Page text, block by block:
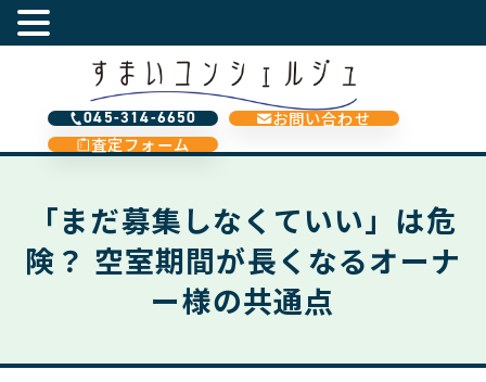
045-314-6650
お問い合わせ
査定フォーム
「まだ募集しなくていい」は危
険？ 空室期間が長くなるオーナ
ー様の共通点